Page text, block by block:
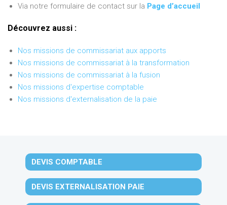
Via notre formulaire de contact sur la Page d’accueil
Découvrez aussi :
Nos missions de commissariat aux apports
Nos missions de commissariat à la transformation
Nos missions de commissariat à la fusion
Nos missions d'expertise comptable
Nos missions d'externalisation de la paie
DEVIS COMPTABLE
DEVIS EXTERNALISATION PAIE